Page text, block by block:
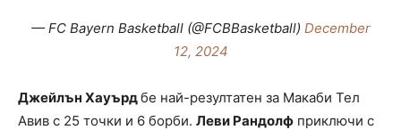
— FC Bayern Basketball (@FCBBasketball) December
12, 2024
Джейлън Хауърдбе най-резултатен за Макаби Тел
Авив с 25 точки и 6 борби. Леви Рандолф приключи с